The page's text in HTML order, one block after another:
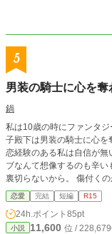
5
男装の騎士に心を
鍋
私は10歳の時にファンタ
子殿下は男装の騎士に心を
恋経験のある私は自信が無
ブなんて想像するのも辛いもの。 私は今世も勉強を頑張ります。
裏切らないから。 傷付くのが怖くて臆病なヒロインが、傷付く前にヒーローを
避けようと頑張る物語です。 王道ありがちストーリー。ご都合主義満載。
ピーエンドは確実です。 ※ヒーローはヒロインを振り向かせようと一生懸命な
のですが、悲しいことに避
恋愛 完結 短編 R15
24h.ポイント 85pt
小説 11,600 位 /